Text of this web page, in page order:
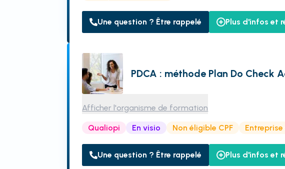
Une question ? Être rappelé Plus d'infos et
PDCA : méthode Plan Do Check
Afficher l'organisme de formation
Qualiopi En visio Non éligible CPF
Une question ? Être rappelé Plus d'infos et